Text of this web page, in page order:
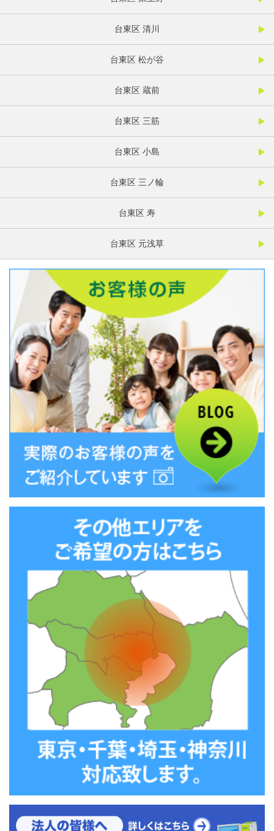
台東区 清川
台東区 松が谷
台東区 蔵前
台東区 三筋
台東区 小島
台東区 三ノ輪
台東区 寿
台東区 元浅草